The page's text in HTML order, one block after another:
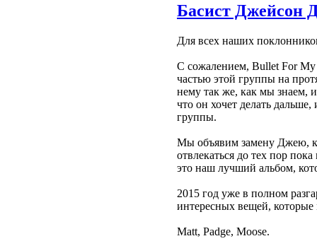
Басист Джейсон
Для всех наших
С сожалением, Bullet For
частью этой группы на
нему так же, как мы знаем,
что он хочет делать
группы.
Мы объявим замену Джею,
отвлекаться до тех пор
это наш лучший альбом,
2015 год уже в полном
интересных вещей,
Matt, Padge, Moose.